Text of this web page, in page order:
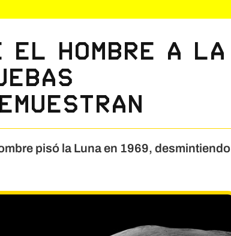
el hombre a la
pisó la Luna en 1969, desmintiendo